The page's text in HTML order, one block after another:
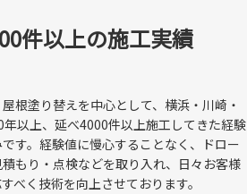
例
件以上の施工実績
根塗り替えを中心として、横浜・川崎・
以上、延べ4000件以上施工してきた経験
す。経験値に慢心することなく、ドロー
もり・点検などを取り入れ、日々お客様
べく技術を向上させております。